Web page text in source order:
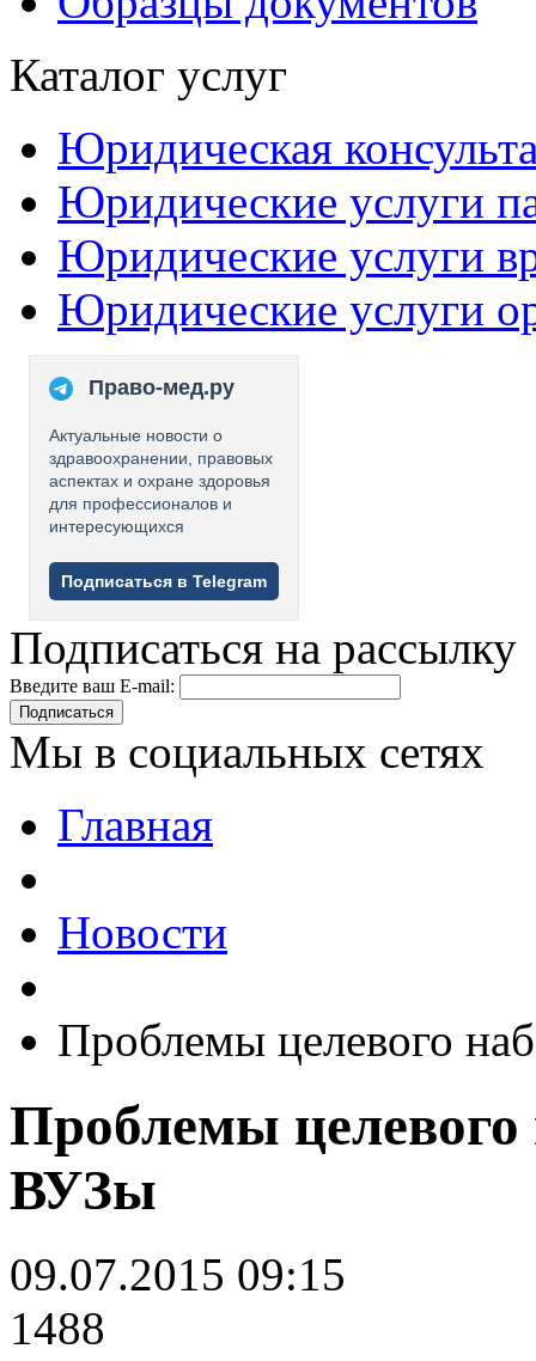
Каталог услуг
Юридическая
Юридические услуги
Юридические услуги
Юридические услуги
Право-мед.ру
Актуальные новости о
здравоохранении, правовых
аспектах и охране здоровья
для профессионалов и
интересующихся
Подписаться в Telegram
Подписаться на рассылку
Введите ваш E-mail:
Подписаться
Мы в социальных сетях
Главная
Новости
Проблемы целевого
Проблемы целевого
ВУЗы
09.07.2015 09:15
1488